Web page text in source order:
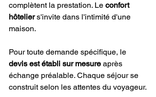
complètent la prestation. Le confort
hôtelier s'invite dans l'intimité d'une
maison.
Pour toute demande spécifique, le
devis est établi sur mesure après
échange préalable. Chaque séjour se
construit selon les attentes du voyageur.